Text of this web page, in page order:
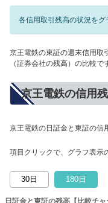
各信用取引残高の状況をグ
京王電鉄の東証の週末信用取
（証券会社の残高）の比較で
京王電鉄の信用
京王電鉄の日証金と東証の信
項目クリックで、グラフ表示
30日 180日